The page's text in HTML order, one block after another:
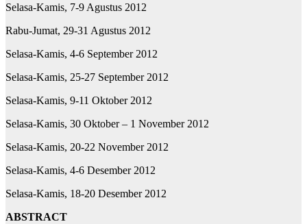
Selasa-Kamis, 7-9 Agustus 2012
Rabu-Jumat, 29-31 Agustus 2012
Selasa-Kamis, 4-6 September 2012
Selasa-Kamis, 25-27 September 2012
Selasa-Kamis, 9-11 Oktober 2012
Selasa-Kamis, 30 Oktober – 1 November 2012
Selasa-Kamis, 20-22 November 2012
Selasa-Kamis, 4-6 Desember 2012
Selasa-Kamis, 18-20 Desember 2012
ABSTRACT